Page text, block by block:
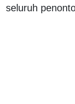
seluruh